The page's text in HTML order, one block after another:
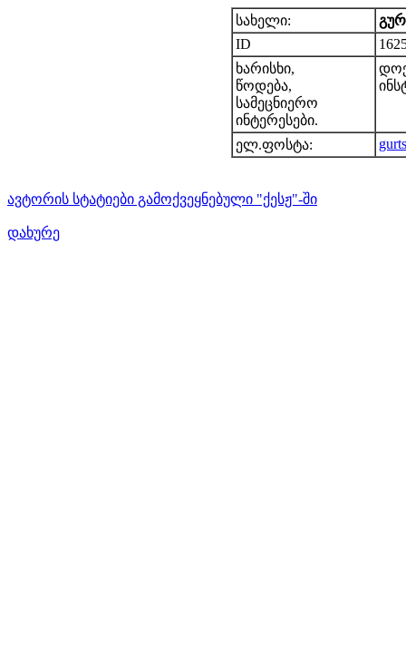
სახელი:
ID
ხარისხი,
წოდება,
სამეცნიერო
ინტერესები.
ელ.ფოსტა:
ავტორის სტატიები გამოქვეყნებული "ქესჟ"-ში
დახურე